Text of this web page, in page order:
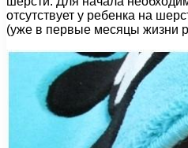
отсутствует у ребенка на
(уже в первые месяцы жизни